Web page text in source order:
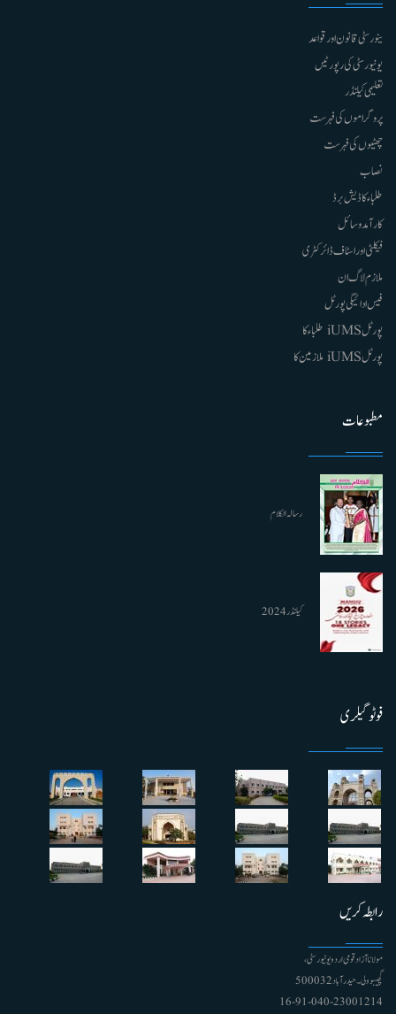
ینورسٹی قانون اور قواعد
یونیورسٹی کی رپورٹیں
تعلیمی کیلنڈر
پروگراموں کی فہرست
چھٹیوں کی فہرست
نصاب
طلباء کا ڈیش برڈ
کارآمد وسائل
فیکلٹی اور اسٹاف ڈائرکٹری
ملازم لاگ ان
فیس ادائیگی پورٹل
پورٹل iUMS طلباء کا
پورٹل iUMS ملازمین کا
مطبوعات
رسالہ الکلام
کیلنڈر 2024
فوٹو گیلری
رابطہ کریں
مولانا آزاد قومی اردو یونیورسٹی ،
گچیبوولی۔ حیدرآباد 500032
91-040-23001214 - 16